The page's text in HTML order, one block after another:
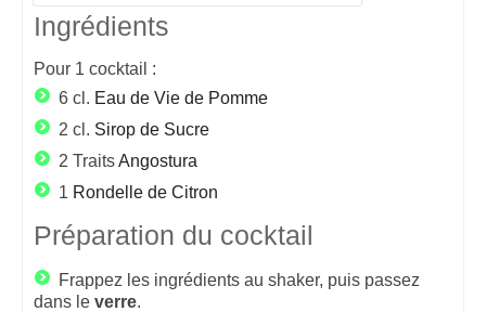
Ingrédients
Pour 1 cocktail :
6 cl. Eau de Vie de Pomme
2 cl. Sirop de Sucre
2 TraitsAngostura
1 Rondelle de Citron
Préparation du cocktail
Frappez les ingrédients au shaker, puis passez
dans le verre.